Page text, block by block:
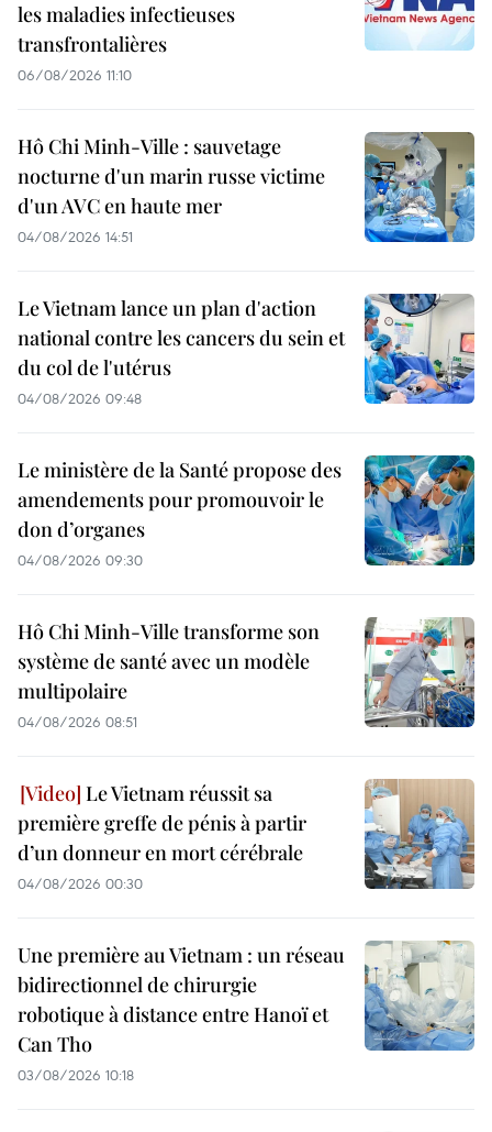
les maladies infectieuses
transfrontalières
06/08/2026 11:10
Hô Chi Minh-Ville : sauvetage
nocturne d'un marin russe victime
d'un AVC en haute mer
04/08/2026 14:51
Le Vietnam lance un plan d'action
national contre les cancers du sein et
du col de l'utérus
04/08/2026 09:48
Le ministère de la Santé propose des
amendements pour promouvoir le
don d’organes
04/08/2026 09:30
Hô Chi Minh-Ville transforme son
système de santé avec un modèle
multipolaire
04/08/2026 08:51
Le Vietnam réussit sa
première greffe de pénis à partir
d’un donneur en mort cérébrale
04/08/2026 00:30
Une première au Vietnam : un réseau
bidirectionnel de chirurgie
robotique à distance entre Hanoï et
Can Tho
03/08/2026 10:18